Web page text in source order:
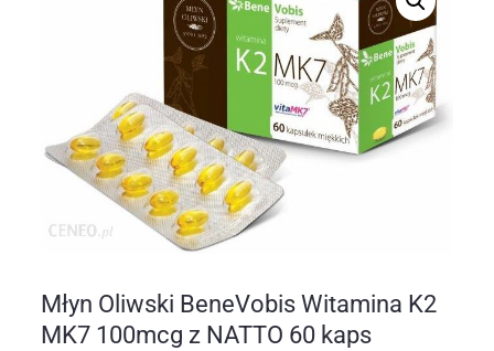
Młyn Oliwski BeneVobis Witamina K2
MK7 100mcg z NATTO 60 kaps